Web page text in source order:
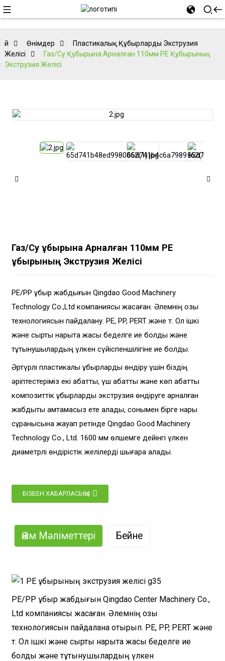
Үй Өнімдер
Пластикалық Құбырларды Экструзия
Желісі
Газ/су Құбырына Арналған 110мм PE Құбырының
Экструзия Желісі
Газ/су Құбырына Арналған 110мм PE
Құбырының Экструзия Желісі
PE/PP құбыр жабдығын Qingdao Good Machinery
Technology Co.,Ltd компаниясы жасаған. Әлемнің озық
технологиясын пайдалану. PE, PP, PERT және т. Ол ішкі
және сыртқы нарықта жақсы беделге ие болды және
тұтынушылардың үлкен сүйіспеншілігіне ие болды.
Әртүрлі пластикалық құбырларды өндіру үшін біздің
әріптестеріміз екі қабатты, үш қабатты және көп қабатты
композиттік құбырларды экструзия өндіруге арналған
жабдықты қамтамасыз ете алады, сонымен бірге нарық
сұранысына жауап ретінде Qingdao Good Machinery
Technology Co., Ltd. 1600 мм өлшемге дейінгі үлкен
диаметрлі өндірістік желілерді шығара алады.
БІЗБЕН ХАБАРЛАСЫҢЫ
Өнім Мәліметтері Бейне
PE/PP құбыр жабдығын Qingdao Center Machinery Co.,
Ltd компаниясы жасаған. Әлемнің озық
технологиясын пайдалана отырып. PE, PP, PERT және
т. Ол ішкі және сыртқы нарықта жақсы беделге ие
болды және тұтынушылардың үлкен